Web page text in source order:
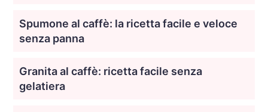
Spumone al caffè: la ricetta facile e veloce
senza panna
Granita al caffè: ricetta facile senza
gelatiera